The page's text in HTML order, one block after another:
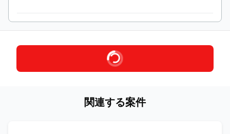
関連する案件